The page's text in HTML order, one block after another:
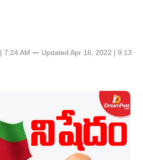
7:24 AM ⚊ Updated Apr 16, 2022 | 9:13